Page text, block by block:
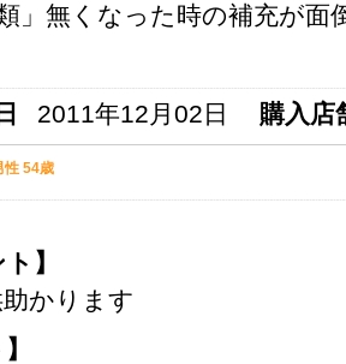
」無くなった時の補充が面
2011年12月02日 購入店
性 54歳
】
かります